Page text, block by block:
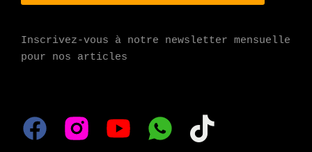
Inscrivez-vous à notre newsletter mensuelle
pour nos articles